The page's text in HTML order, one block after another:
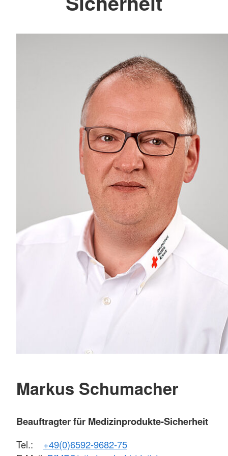
Markus Schumacher
Beauftragter für Medizinprodukte-Sicherheit
Tel.: +49(0)6592-9682-75